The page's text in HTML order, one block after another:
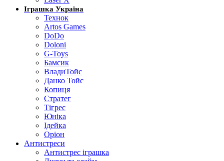
Іграшка Україна
Технок
Artos Games
DoDo
Doloni
G-Toys
Бамсик
ВладиТойс
Данко Тойс
Копиця
Стратег
Тігрес
Юніка
Ідейка
Оріон
Антистреси
Антистрес іграшка